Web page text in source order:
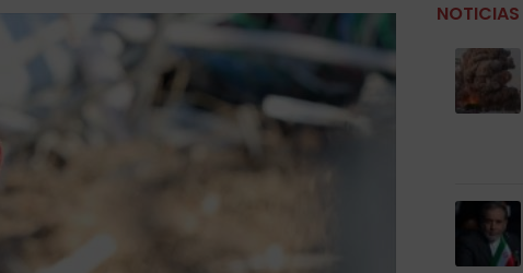
NOTICIAS